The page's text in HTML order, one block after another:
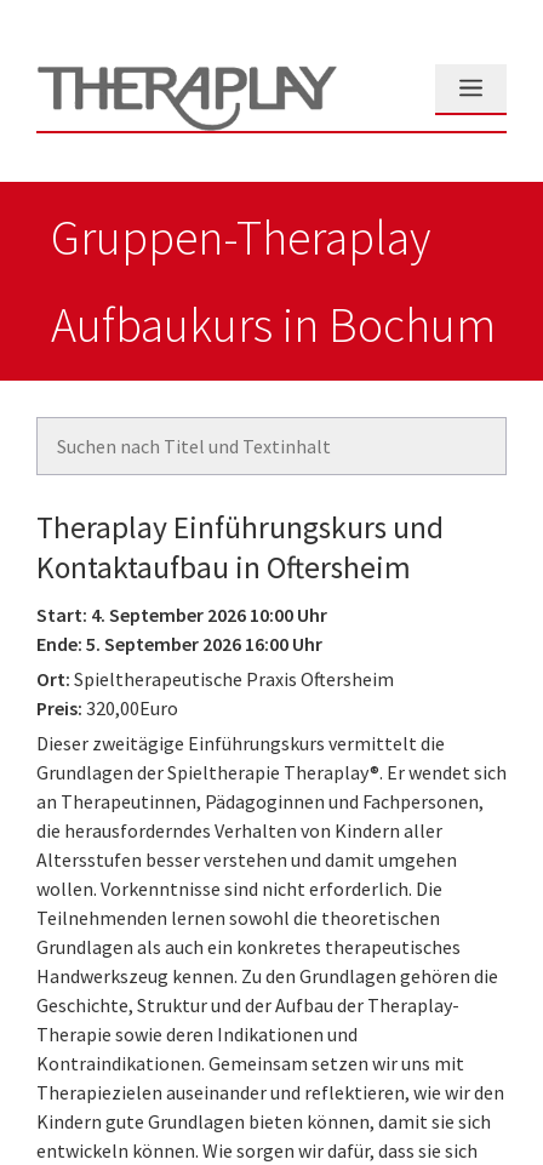
springen
Menü
Gruppen-Theraplay
Aufbaukurs in Bochum
Theraplay Einführungskurs und
Kontaktaufbau in Oftersheim
Start: 4. September 2026 10:00 Uhr
Ende: 5. September 2026 16:00 Uhr
Ort: Spieltherapeutische Praxis Oftersheim
Preis: 320,00Euro
Dieser zweitägige Einführungskurs vermittelt die
Grundlagen der Spieltherapie Theraplay®. Er wendet sich
an Therapeutinnen, Pädagoginnen und Fachpersonen,
die herausforderndes Verhalten von Kindern aller
Altersstufen besser verstehen und damit umgehen
wollen. Vorkenntnisse sind nicht erforderlich. Die
Teilnehmenden lernen sowohl die theoretischen
Grundlagen als auch ein konkretes therapeutisches
Handwerkszeug kennen. Zu den Grundlagen gehören die
Geschichte, Struktur und der Aufbau der Theraplay-
Therapie sowie deren Indikationen und
Kontraindikationen. Gemeinsam setzen wir uns mit
Therapiezielen auseinander und reflektieren, wie wir den
Kindern gute Grundlagen bieten können, damit sie sich
entwickeln können. Wie sorgen wir dafür, dass sie sich